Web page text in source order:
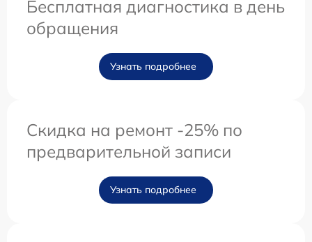
Бесплатная диагностика в день
обращения
Узнать подробнее
Скидка на ремонт -25% по
предварительной записи
Узнать подробнее